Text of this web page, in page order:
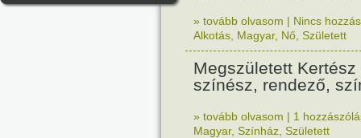
» tovább olvasom | Nincs
Alkotás Magyar, Nő Született
Megszületett Kertész
színész, rendező,
» tovább olvasom | 1
Magyar, Színház Született